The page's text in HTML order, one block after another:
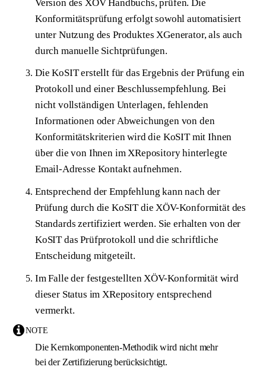
Version des XÖV Handbuchs, prüfen. Die
Konformitätsprüfung erfolgt sowohl automatisiert
unter Nutzung des Produktes XGenerator, als auch
durch manuelle Sichtprüfungen.
Die KoSIT erstellt für das Ergebnis der Prüfung ein
Protokoll und einer Beschlussempfehlung. Bei
nicht vollständigen Unterlagen, fehlenden
Informationen oder Abweichungen von den
Konformitätskriterien wird die KoSIT mit Ihnen
über die von Ihnen im XRepository hinterlegte
Email-Adresse Kontakt aufnehmen.
Entsprechend der Empfehlung kann nach der
Prüfung durch die KoSIT die XÖV-Konformität des
Standards zertifiziert werden. Sie erhalten von der
KoSIT das Prüfprotokoll und die schriftliche
Entscheidung mitgeteilt.
Im Falle der festgestellten XÖV-Konformität wird
dieser Status im XRepository entsprechend
vermerkt.
Die Kernkomponenten-Methodik wird nicht mehr
bei der Zertifizierung berücksichtigt.